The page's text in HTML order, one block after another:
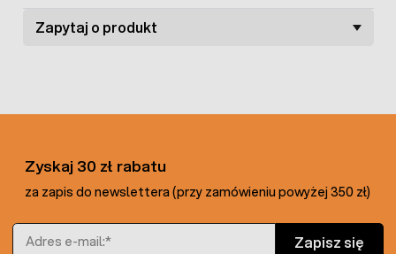
Zapytaj o produkt
Zyskaj 30 zł rabatu
za zapis do newslettera (przy zamówieniu powyżej 350 zł)
Adres e-mail
Zapisz się